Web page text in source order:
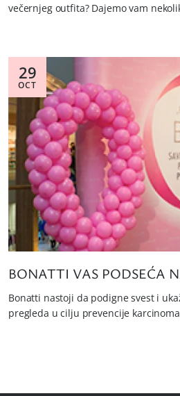
večernjeg outfita? Dajemo vam
29
OCT
BONATTI VAS PODSEĆA
Bonatti nastoji da podigne svest i
pregleda u cilju prevencije